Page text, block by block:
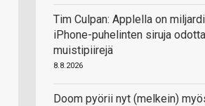
Tim Culpan: Applella on
iPhone-puhelinten siruja
muistipiirejä
8.8.2026
Doom pyörii nyt (melkein)